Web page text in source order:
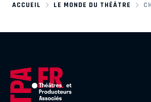
ACCUEIL LE MONDE DU THÉÂTRE